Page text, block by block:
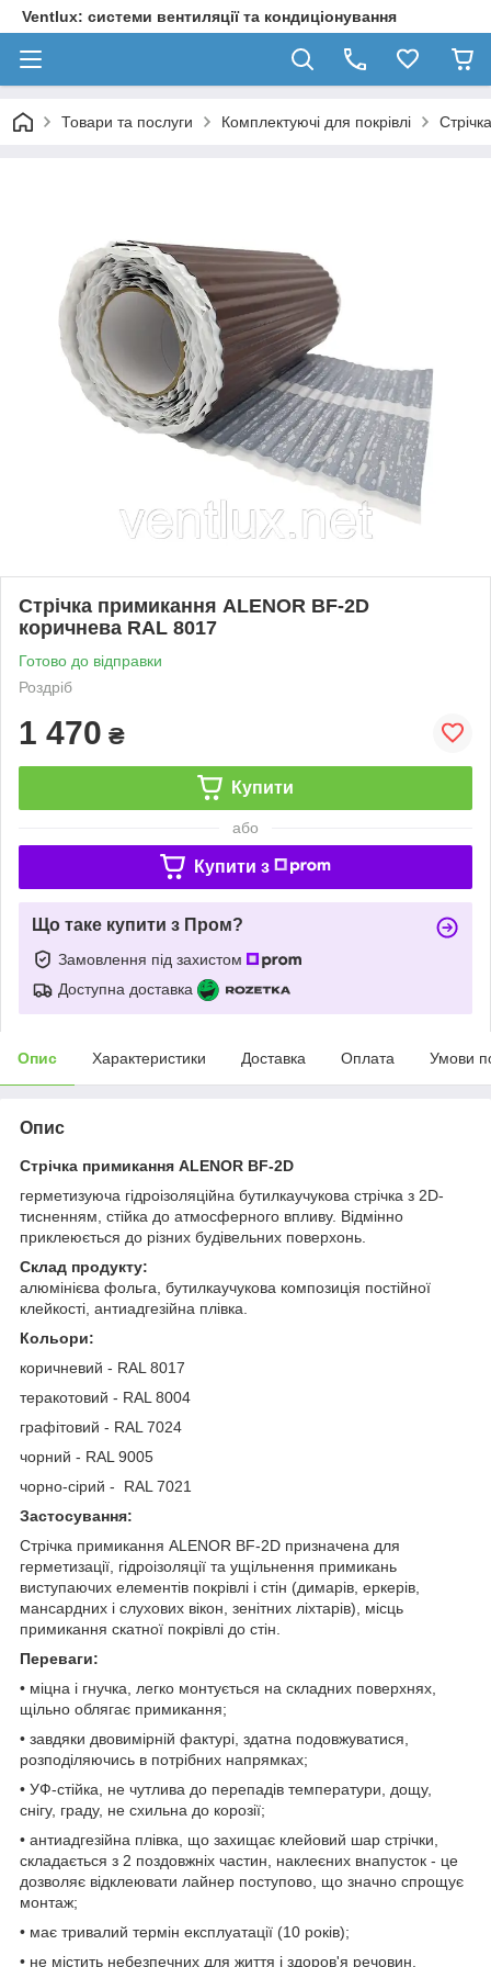
Ventlux: системи вентиляції та кондиціонування
Товари та послуги Комплектуючі для покрівлі
Стрічка примикання ALENOR BF-2D
коричнева RAL 8017
Готово до відправки
Роздріб
1 470 ₴
Купити
або
Купити з
Що таке купити з Пром?
Замовлення під захистом
Доступна доставка
Опис Характеристики Доставка Оплата Умови
Опис
Стрічка примикання ALENOR BF-2D
герметизуюча гідроізоляційна бутилкаучукова стрічка з 2D-
тисненням, стійка до атмосферного впливу. Відмінно
приклеюється до різних будівельних поверхонь.
Склад продукту:
алюмінієва фольга, бутилкаучукова композиція постійної
клейкості, антиадгезійна плівка.
Кольори:
коричневий - RAL 8017
теракотовий - RAL 8004
графітовий - RAL 7024
чорний - RAL 9005
чорно-сірий - RAL 7021
Застосування:
Стрічка примикання ALENOR BF-2D призначена для
герметизації, гідроізоляції та ущільнення примикань
виступаючих елементів покрівлі і стін (димарів, еркерів,
мансардних і слухових вікон, зенітних ліхтарів), місць
примикання скатної покрівлі до стін.
Переваги:
• міцна і гнучка, легко монтується на складних поверхнях,
щільно облягає примикання;
• завдяки двовимірній фактурі, здатна подовжуватися,
розподіляючись в потрібних напрямках;
• УФ-стійка, не чутлива до перепадів температури, дощу,
снігу, граду, не схильна до корозії;
• антиадгезійна плівка, що захищає клейовий шар стрічки,
складається з 2 поздовжніх частин, наклеєних внапусток - це
дозволяє відклеювати лайнер поступово, що значно спрощує
монтаж;
• має тривалий термін експлуатації (10 років);
• не містить небезпечних для життя і здоров'я речовин.